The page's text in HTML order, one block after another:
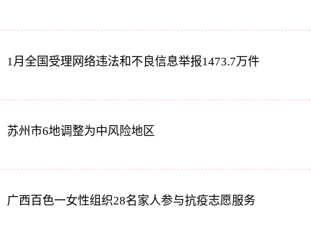
1月全国受理网络违法和不良信息举报1473.7万件
苏州市6地调整为中风险地区
广西百色一女性组织28名家人参与抗疫志愿服务